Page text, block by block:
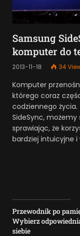
Samsung
komputer do
2013-11-18 34
Komputer
którego coraz
codziennego życia.
SideSync,
sprawiając, że
bardziej intuicyjne i
Przewodnik po
Wybierz
siebie